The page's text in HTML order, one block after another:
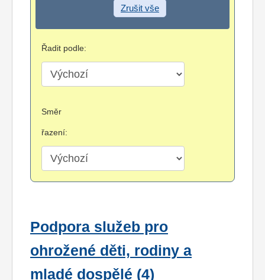
Zrušit vše
Řadit podle:
Směr
řazení:
Podpora služeb pro
ohrožené děti, rodiny a
mladé dospělé (4)